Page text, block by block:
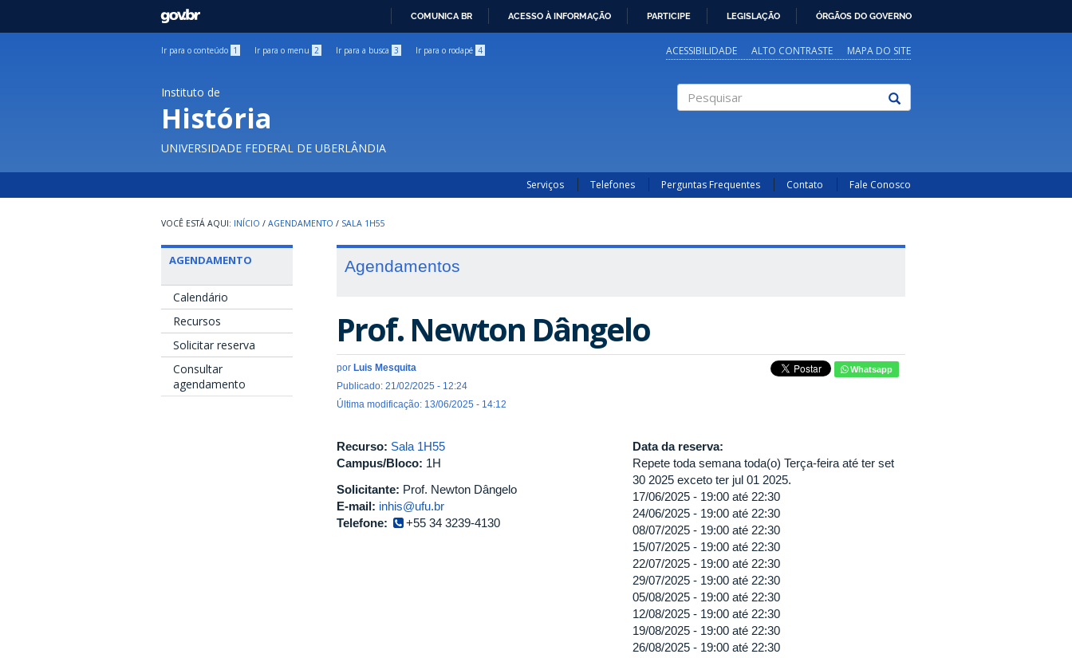
GOVBR
COMUNICA BR ACESSO À INFORMAÇÃO PARTICIPE LEGISLAÇÃO ÓRGÃOS DO GOVERNO
Ir para o conteúdo 1 Ir para o menu 2 Ir para a busca 3 Ir para o rodapé 4 ACESSIBILIDADE ALTO CONTRASTE MAPA DO SITE
Instituto de
História
UNIVERSIDADE FEDERAL DE UBERLÂNDIA
Serviços Telefones Perguntas Frequentes Contato Fale Conosco
INÍCIO / AGENDAMENTO / SALA 1H55
AGENDAMENTO
Calendário
Recursos
Solicitar reserva
Consultar
agendamento
Agendamentos
Prof. Newton Dângelo
por Luis Mesquita
Publicado: 21/02/2025 - 12:24
Última modificação: 13/06/2025 - 14:12
Whatsapp
Recurso: Sala 1H55
Campus/Bloco: 1H
Solicitante: Prof. Newton Dângelo
E-mail: inhis@ufu.br
Telefone:
+55 34 3239-4130
Data da reserva:
Repete toda semana toda(o) Terça-feira até ter set
30 2025 exceto ter jul 01 2025.
17/06/2025 - 19:00 até 22:30
24/06/2025 - 19:00 até 22:30
08/07/2025 - 19:00 até 22:30
15/07/2025 - 19:00 até 22:30
22/07/2025 - 19:00 até 22:30
29/07/2025 - 19:00 até 22:30
05/08/2025 - 19:00 até 22:30
12/08/2025 - 19:00 até 22:30
19/08/2025 - 19:00 até 22:30
26/08/2025 - 19:00 até 22:30